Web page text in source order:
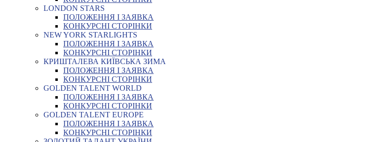
LONDON STARS
ПОЛОЖЕННЯ І ЗАЯВКА
КОНКУРСНІ СТОРІНКИ
NEW YORK STARLIGHTS
ПОЛОЖЕННЯ І ЗАЯВКА
КОНКУРСНІ СТОРІНКИ
КРИШТАЛЕВА КИЇВСЬКА ЗИМА
ПОЛОЖЕННЯ І ЗАЯВКА
КОНКУРСНІ СТОРІНКИ
GOLDEN TALENT WORLD
ПОЛОЖЕННЯ І ЗАЯВКА
КОНКУРСНІ СТОРІНКИ
GOLDEN TALENT EUROPE
ПОЛОЖЕННЯ І ЗАЯВКА
КОНКУРСНІ СТОРІНКИ